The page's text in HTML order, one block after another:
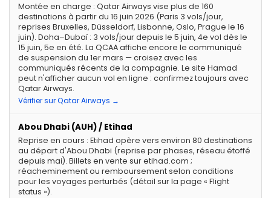
Montée en charge : Qatar Airways vise plus de 160
destinations à partir du 16 juin 2026 (Paris 3 vols/jour,
reprises Bruxelles, Düsseldorf, Lisbonne, Oslo, Prague le 16
juin). Doha–Dubaï : 3 vols/jour depuis le 5 juin, 4e vol dès le
15 juin, 5e en été. La QCAA affiche encore le communiqué
de suspension du 1er mars — croisez avec les
communiqués récents de la compagnie. Le site Hamad
peut n'afficher aucun vol en ligne : confirmez toujours avec
Qatar Airways.
Vérifier sur Qatar Airways →
Abou Dhabi (AUH) / Etihad
Reprise en cours : Etihad opère vers environ 80 destinations
au départ d'Abou Dhabi (reprise par phases, réseau étoffé
depuis mai). Billets en vente sur etihad.com ;
réacheminement ou remboursement selon conditions
pour les voyages perturbés (détail sur la page « Flight
status »).